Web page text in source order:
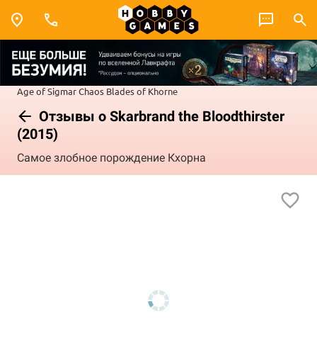
Age of SigmarChaos Blades of Khorne
Отзывы о Skarbrand the Bloodthirster
(2015)
Самое злобное порождение Кхорна